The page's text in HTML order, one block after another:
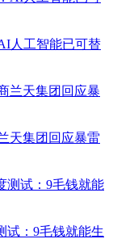
人工智能已可替
天集团回应暴雷
试：9毛钱就能生